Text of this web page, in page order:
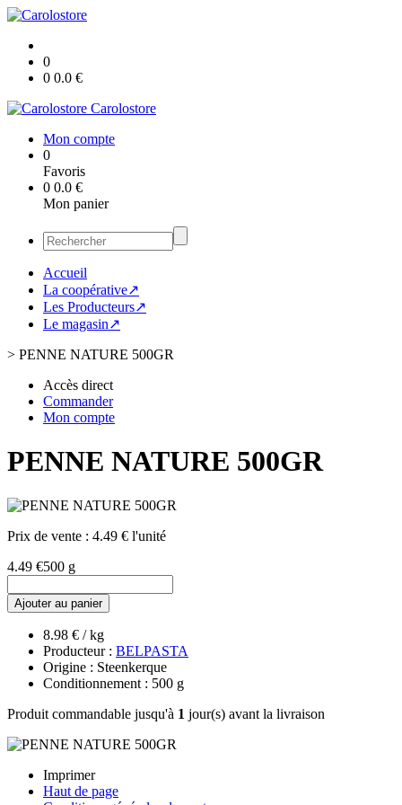
0
0 0.0 €
Carolostore
Mon compte
0
Favoris
0 0.0 €
Mon panier
Accueil
La coopérative↗
Les Producteurs↗
Le magasin↗
> PENNE NATURE 500GR
Accès direct
Commander
Mon compte
PENNE NATURE 500GR
Prix de vente : 4.49 € l'unité
4.49 €500 g
Ajouter au panier
8.98 € / kg
Producteur : BELPASTA
Origine : Steenkerque
Conditionnement : 500 g
Produit commandable jusqu'à 1 jour(s) avant la livraison
Imprimer
Haut de page